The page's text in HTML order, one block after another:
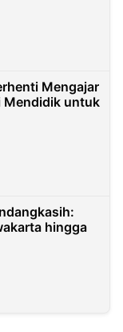
Mengajar
Mendidik untuk
hingga